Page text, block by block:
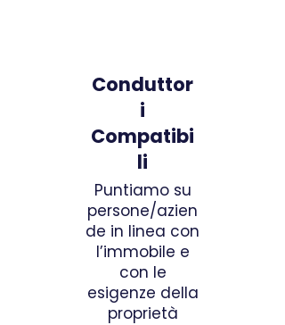
Conduttor
i
Compatibi
li
Puntiamo su
persone/azien
de in linea con
l’immobile e
con le
esigenze della
proprietà